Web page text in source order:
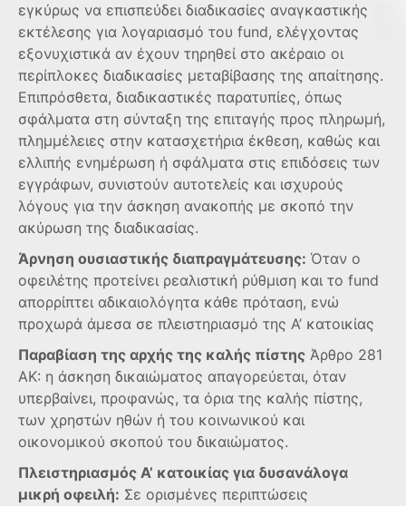
εγκύρως να επισπεύδει διαδικασίες αναγκαστικής
εκτέλεσης για λογαριασμό του fund, ελέγχοντας
εξονυχιστικά αν έχουν τηρηθεί στο ακέραιο οι
περίπλοκες διαδικασίες μεταβίβασης της απαίτησης.
Επιπρόσθετα, διαδικαστικές παρατυπίες, όπως
σφάλματα στη σύνταξη της επιταγής προς πληρωμή,
πλημμέλειες στην κατασχετήρια έκθεση, καθώς και
ελλιπής ενημέρωση ή σφάλματα στις επιδόσεις των
εγγράφων, συνιστούν αυτοτελείς και ισχυρούς
λόγους για την άσκηση ανακοπής με σκοπό την
ακύρωση της διαδικασίας.
Άρνηση ουσιαστικής διαπραγμάτευσης: Όταν ο
οφειλέτης προτείνει ρεαλιστική ρύθμιση και το fund
απορρίπτει αδικαιολόγητα κάθε πρόταση, ενώ
προχωρά άμεσα σε πλειστηριασμό της Α’ κατοικίας
Παραβίαση της αρχής της καλής πίστης Άρθρο 281
ΑΚ: η άσκηση δικαιώματος απαγορεύεται, όταν
υπερβαίνει, προφανώς, τα όρια της καλής πίστης,
των χρηστών ηθών ή του κοινωνικού και
οικονομικού σκοπού του δικαιώματος.
Πλειστηριασμός Α’ κατοικίας για δυσανάλογα
μικρή οφειλή: Σε ορισμένες περιπτώσεις